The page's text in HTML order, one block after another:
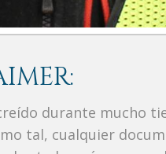
durante mucho
tal, cualquier